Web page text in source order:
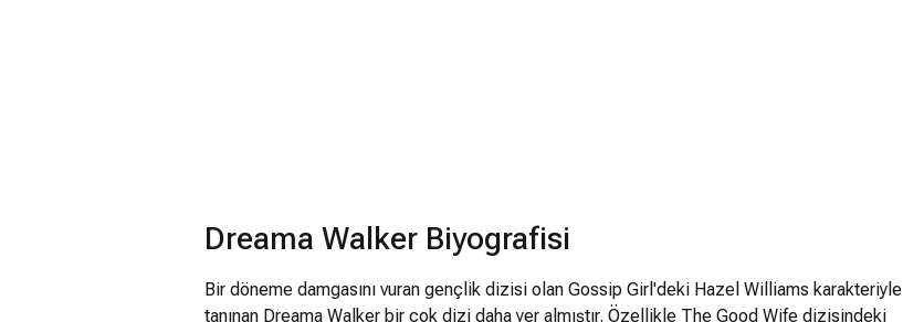
Dreama Walker Biyografisi
Bir döneme damgasını vuran gençlik dizisi olan Gossip Girl'deki Hazel Williams karakteriyle
tanınan Dreama Walker bir çok dizi daha yer almıştır. Özellikle The Good Wife dizisindeki